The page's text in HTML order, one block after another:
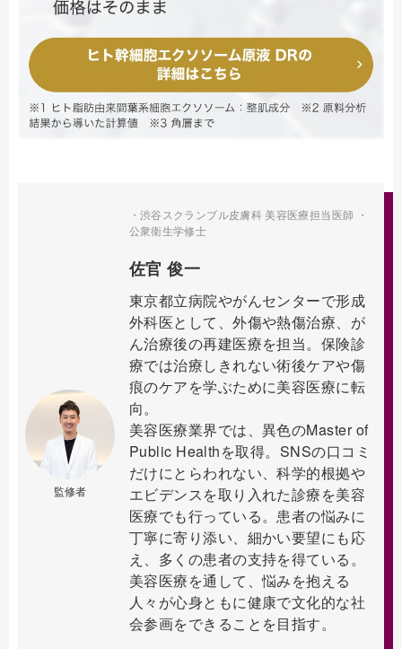
監修者
・渋谷スクランブル皮膚科 美容医療担当医師 ・
公衆衛生学修士
佐官 俊一
東京都立病院やがんセンターで形成
外科医として、外傷や熱傷治療、が
ん治療後の再建医療を担当。保険診
療では治療しきれない術後ケアや傷
痕のケアを学ぶために美容医療に転
向。
美容医療業界では、異色のMaster of
Public Healthを取得。SNSの口コミ
だけにとらわれない、科学的根拠や
エビデンスを取り入れた診療を美容
医療でも行っている。患者の悩みに
丁寧に寄り添い、細かい要望にも応
え、多くの患者の支持を得ている。
美容医療を通して、悩みを抱える
人々が心身ともに健康で文化的な社
会参画をできることを目指す。